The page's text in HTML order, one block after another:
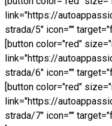
link="https://
strada/5" icon=""
[button color="red"
link="https://
strada/6" icon=""
[button color="red"
link="https://
strada/7" icon=""